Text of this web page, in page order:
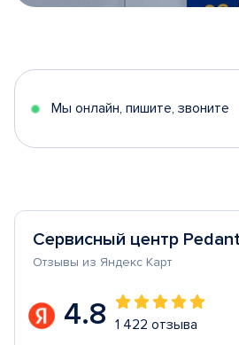
5
Мы онлайн, пишите, звоните
Сервисный центр
Отзывы из Яндекс Карт
4.8 1 422 отзыва